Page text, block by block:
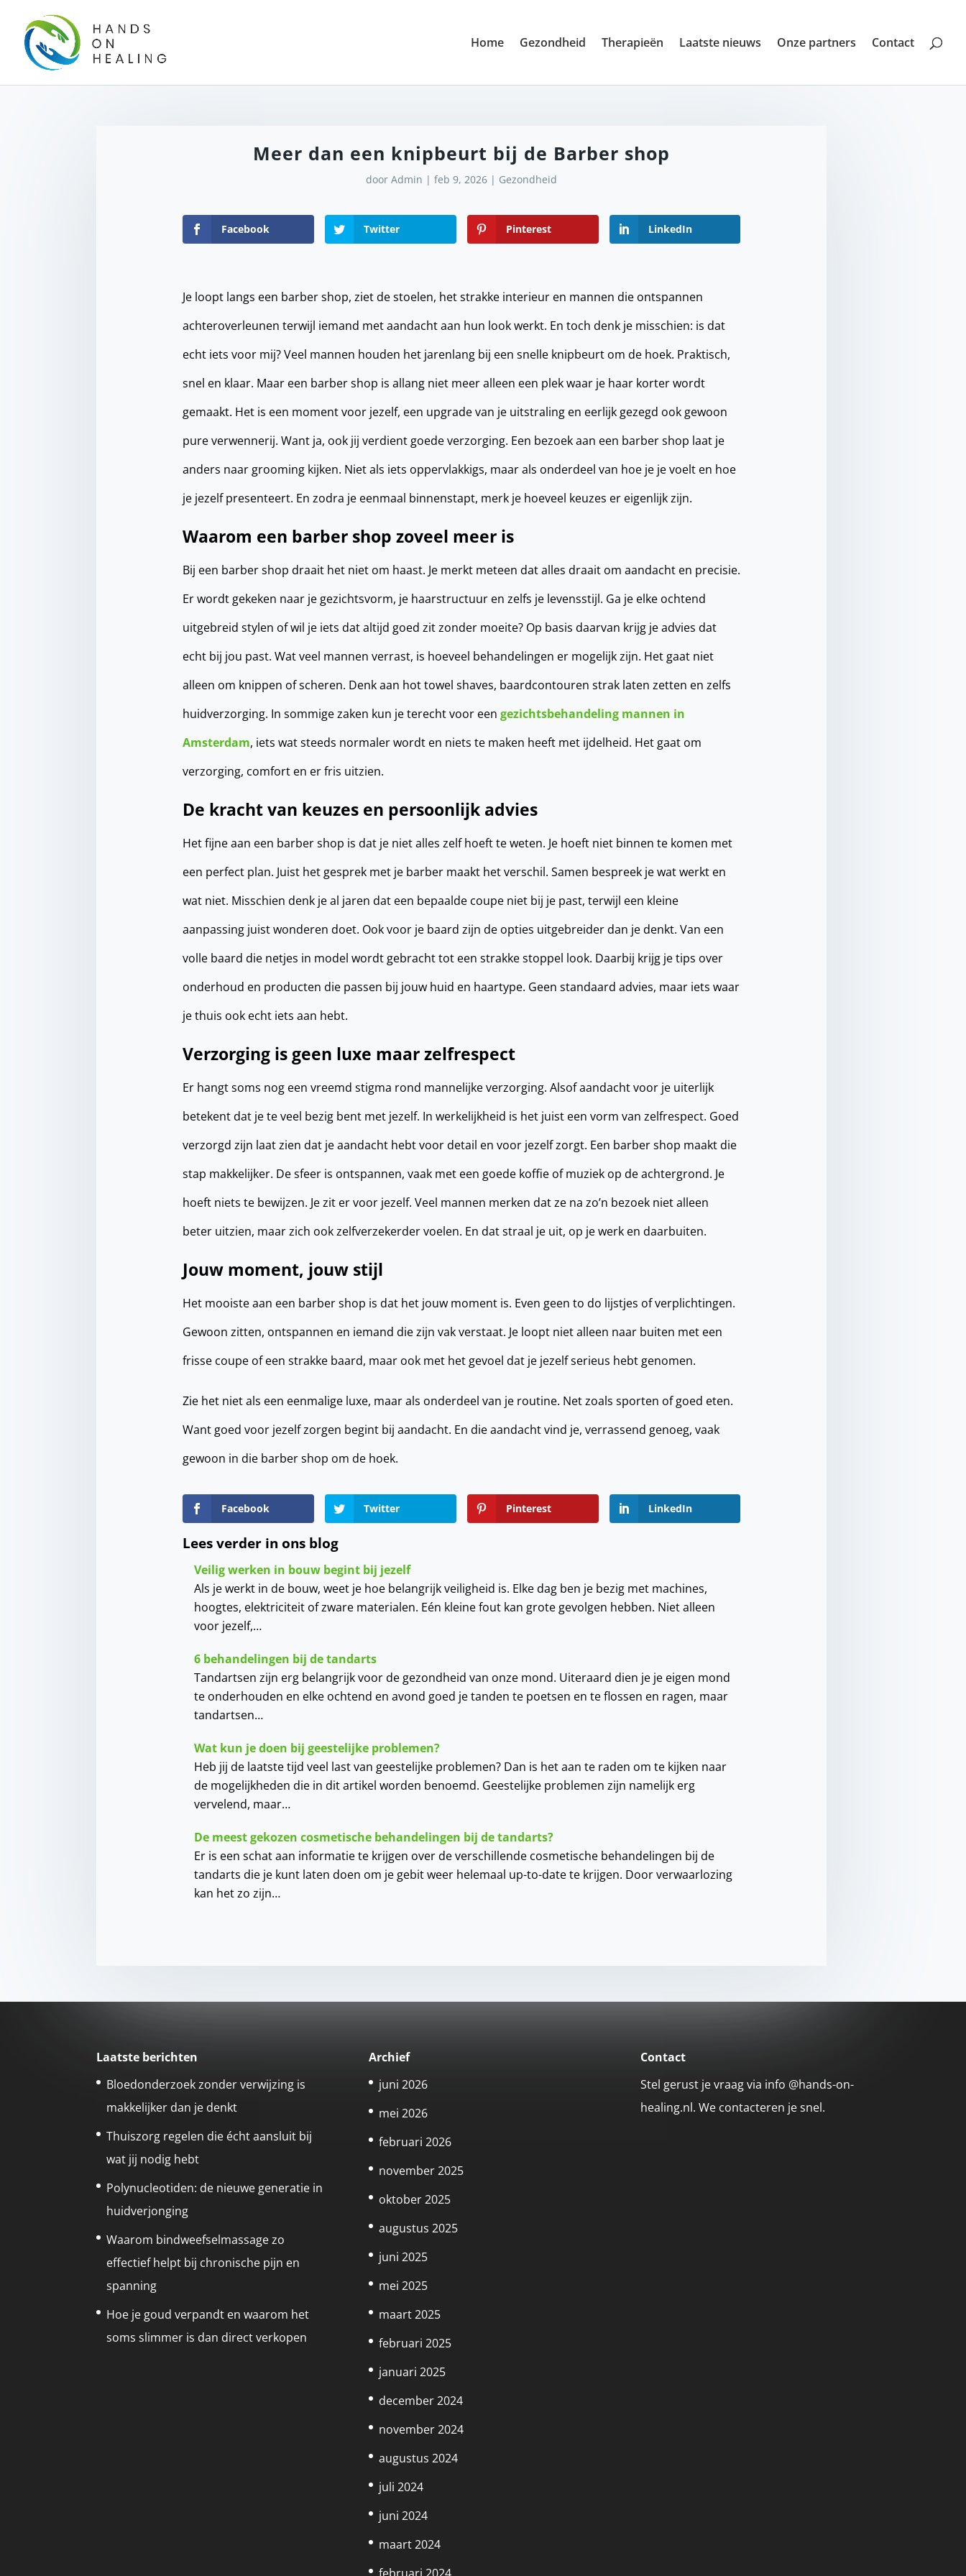
Home Gezondheid Therapieën Laatste nieuws Onze partners Contact
Meer dan een knipbeurt bij de Barber shop
doorAdmin |feb 9, 2026 | Gezondheid
Facebook Twitter Pinterest LinkedIn
Je loopt langs een barber shop, ziet de stoelen, het strakke interieur en mannen die ontspannen
achteroverleunen terwijl iemand met aandacht aan hun look werkt. En toch denk je misschien: is dat
echt iets voor mij? Veel mannen houden het jarenlang bij een snelle knipbeurt om de hoek. Praktisch,
snel en klaar. Maar een barber shop is allang niet meer alleen een plek waar je haar korter wordt
gemaakt. Het is een moment voor jezelf, een upgrade van je uitstraling en eerlijk gezegd ook gewoon
pure verwennerij. Want ja, ook jij verdient goede verzorging. Een bezoek aan een barber shop laat je
anders naar grooming kijken. Niet als iets oppervlakkigs, maar als onderdeel van hoe je je voelt en hoe
je jezelf presenteert. En zodra je eenmaal binnenstapt, merk je hoeveel keuzes er eigenlijk zijn.
Waarom een barber shop zoveel meer is
Bij een barber shop draait het niet om haast. Je merkt meteen dat alles draait om aandacht en precisie.
Er wordt gekeken naar je gezichtsvorm, je haarstructuur en zelfs je levensstijl. Ga je elke ochtend
uitgebreid stylen of wil je iets dat altijd goed zit zonder moeite? Op basis daarvan krijg je advies dat
echt bij jou past. Wat veel mannen verrast, is hoeveel behandelingen er mogelijk zijn. Het gaat niet
alleen om knippen of scheren. Denk aan hot towel shaves, baardcontouren strak laten zetten en zelfs
huidverzorging. In sommige zaken kun je terecht voor eengezichtsbehandeling mannen in
Amsterdam, iets wat steeds normaler wordt en niets te maken heeft met ijdelheid. Het gaat om
verzorging, comfort en er fris uitzien.
De kracht van keuzes en persoonlijk advies
Het fijne aan een barber shop is dat je niet alles zelf hoeft te weten. Je hoeft niet binnen te komen met
een perfect plan. Juist het gesprek met je barber maakt het verschil. Samen bespreek je wat werkt en
wat niet. Misschien denk je al jaren dat een bepaalde coupe niet bij je past, terwijl een kleine
aanpassing juist wonderen doet. Ook voor je baard zijn de opties uitgebreider dan je denkt. Van een
volle baard die netjes in model wordt gebracht tot een strakke stoppel look. Daarbij krijg je tips over
onderhoud en producten die passen bij jouw huid en haartype. Geen standaard advies, maar iets waar
je thuis ook echt iets aan hebt.
Verzorging is geen luxe maar zelfrespect
Er hangt soms nog een vreemd stigma rond mannelijke verzorging. Alsof aandacht voor je uiterlijk
betekent dat je te veel bezig bent met jezelf. In werkelijkheid is het juist een vorm van zelfrespect. Goed
verzorgd zijn laat zien dat je aandacht hebt voor detail en voor jezelf zorgt. Een barber shop maakt die
stap makkelijker. De sfeer is ontspannen, vaak met een goede koffie of muziek op de achtergrond. Je
hoeft niets te bewijzen. Je zit er voor jezelf. Veel mannen merken dat ze na zo’n bezoek niet alleen
beter uitzien, maar zich ook zelfverzekerder voelen. En dat straal je uit, op je werk en daarbuiten.
Jouw moment, jouw stijl
Het mooiste aan een barber shop is dat het jouw moment is. Even geen to do lijstjes of verplichtingen.
Gewoon zitten, ontspannen en iemand die zijn vak verstaat. Je loopt niet alleen naar buiten met een
frisse coupe of een strakke baard, maar ook met het gevoel dat je jezelf serieus hebt genomen.
Zie het niet als een eenmalige luxe, maar als onderdeel van je routine. Net zoals sporten of goed eten.
Want goed voor jezelf zorgen begint bij aandacht. En die aandacht vind je, verrassend genoeg, vaak
gewoon in die barber shop om de hoek.
Facebook Twitter Pinterest LinkedIn
Lees verder in ons blog
Veilig werken in bouw begint bij jezelf
Als je werkt in de bouw, weet je hoe belangrijk veiligheid is. Elke dag ben je bezig met machines,
hoogtes, elektriciteit of zware materialen. Eén kleine fout kan grote gevolgen hebben. Niet alleen
voor jezelf,…
6 behandelingen bij de tandarts
Tandartsen zijn erg belangrijk voor de gezondheid van onze mond. Uiteraard dien je je eigen mond
te onderhouden en elke ochtend en avond goed je tanden te poetsen en te flossen en ragen, maar
tandartsen…
Wat kun je doen bij geestelijke problemen?
Heb jij de laatste tijd veel last van geestelijke problemen? Dan is het aan te raden om te kijken naar
de mogelijkheden die in dit artikel worden benoemd. Geestelijke problemen zijn namelijk erg
vervelend, maar…
De meest gekozen cosmetische behandelingen bij de tandarts?
Er is een schat aan informatie te krijgen over de verschillende cosmetische behandelingen bij de
tandarts die je kunt laten doen om je gebit weer helemaal up-to-date te krijgen. Door verwaarlozing
kan het zo zijn…
Laatste berichten
Bloedonderzoek zonder verwijzing is
makkelijker dan je denkt
Thuiszorg regelen die écht aansluit bij
wat jij nodig hebt
Polynucleotiden: de nieuwe generatie in
huidverjonging
Waarom bindweefselmassage zo
effectief helpt bij chronische pijn en
spanning
Hoe je goud verpandt en waarom het
soms slimmer is dan direct verkopen
Archief
juni 2026
mei 2026
februari 2026
november 2025
oktober 2025
augustus 2025
juni 2025
mei 2025
maart 2025
februari 2025
januari 2025
december 2024
november 2024
augustus 2024
juli 2024
juni 2024
maart 2024
februari 2024
Contact
Stel gerust je vraag via info @hands-on-
healing.nl. We contacteren je snel.